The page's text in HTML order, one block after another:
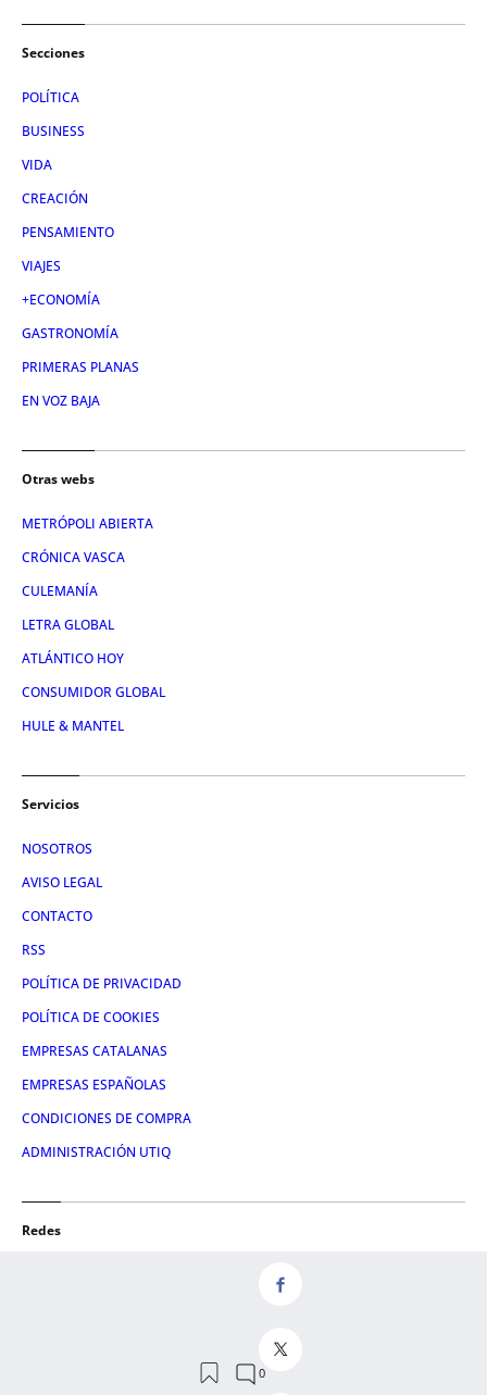
Secciones
POLÍTICA
BUSINESS
VIDA
CREACIÓN
PENSAMIENTO
VIAJES
+ECONOMÍA
GASTRONOMÍA
PRIMERAS PLANAS
EN VOZ BAJA
Otras webs
METRÓPOLI ABIERTA
CRÓNICA VASCA
CULEMANÍA
LETRA GLOBAL
ATLÁNTICO HOY
CONSUMIDOR GLOBAL
HULE & MANTEL
Servicios
NOSOTROS
AVISO LEGAL
CONTACTO
RSS
POLÍTICA DE PRIVACIDAD
POLÍTICA DE COOKIES
EMPRESAS CATALANAS
EMPRESAS ESPAÑOLAS
CONDICIONES DE COMPRA
ADMINISTRACIÓN UTIQ
Redes